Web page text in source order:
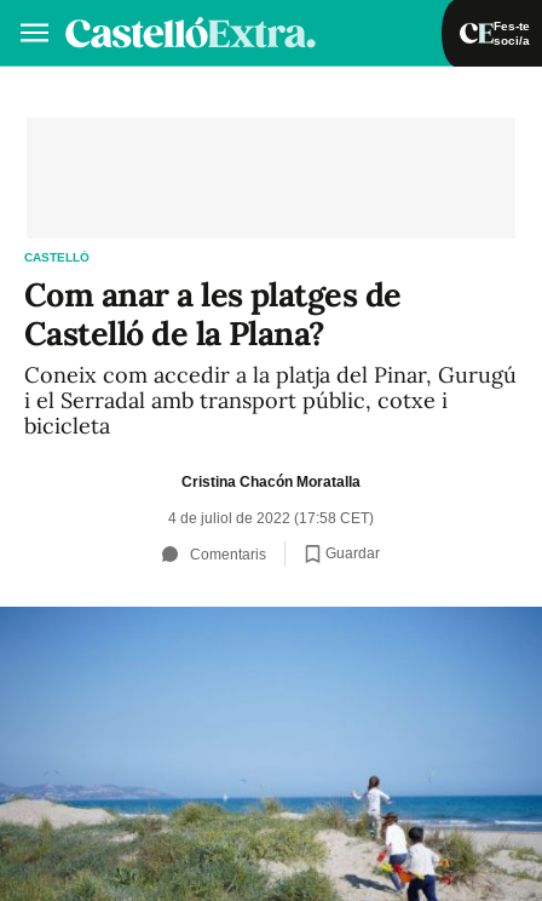
Fes-te
soci/a
CASTELLÓ
Com anar a les platges de
Castelló de la Plana?
Coneix com accedir a la platja del Pinar, Gurugú
i el Serradal amb transport públic, cotxe i
bicicleta
Cristina Chacón Moratalla
4 de juliol de 2022 (17:58 CET)
Comentaris Guardar